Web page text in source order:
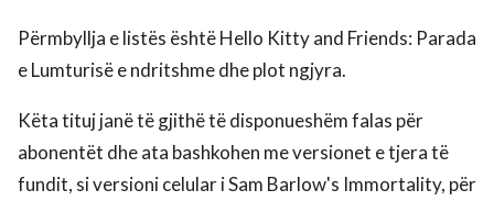
Përmbyllja e listës është Hello Kitty and Friends: Parada
e Lumturisë e ndritshme dhe plot ngjyra.
Këta tituj janë të gjithë të disponueshëm falas për
abonentët dhe ata bashkohen me versionet e tjera të
fundit, si versioni celular i Sam Barlow's Immortality, për